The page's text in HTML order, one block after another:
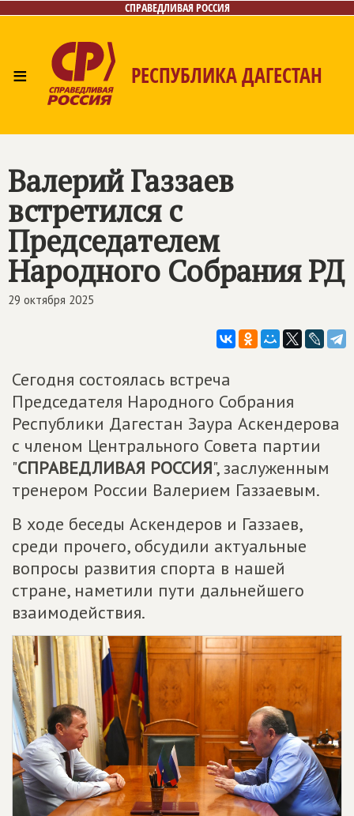
СПРАВЕДЛИВАЯ РОССИЯ
≡ РЕСПУБЛИКА ДАГЕСТАН
Контакты
Валерий Газзаев
встретился с
Председателем
Народного Собрания РД
29 октября 2025
Сегодня состоялась встреча
Председателя Народного Собрания
Республики Дагестан Заура Аскендерова
с членом Центрального Совета партии
"СПРАВЕДЛИВАЯ РОССИЯ", заслуженным
тренером России Валерием Газзаевым.
В ходе беседы Аскендеров и Газзаев,
среди прочего, обсудили актуальные
вопросы развития спорта в нашей
стране, наметили пути дальнейшего
взаимодействия.